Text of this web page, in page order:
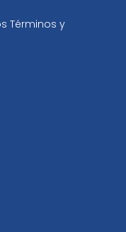
Términos y